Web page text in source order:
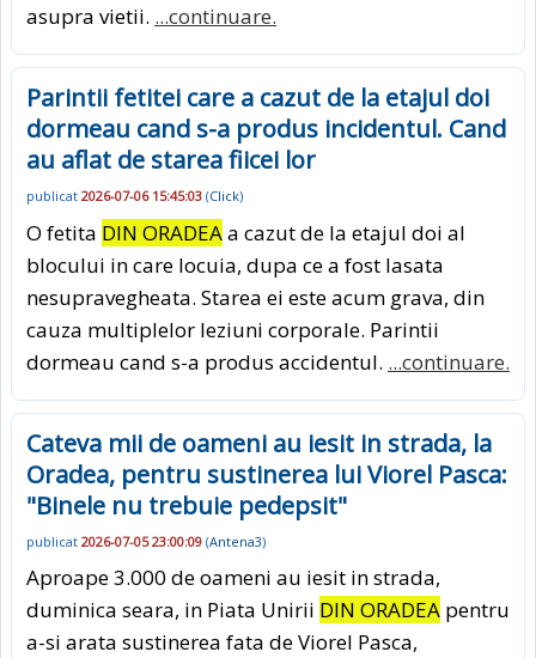
asupra vietii. ...continuare.
Parintii fetitei care a cazut de la etajul doi
dormeau cand s-a produs incidentul. Cand
au aflat de starea fiicei lor
publicat 2026-07-06 15:45:03 (Click)
O fetita DIN ORADEAa cazut de la etajul doi al
blocului in care locuia, dupa ce a fost lasata
nesupravegheata. Starea ei este acum grava, din
cauza multiplelor leziuni corporale. Parintii
dormeau cand s-a produs accidentul. ...continuare.
Cateva mii de oameni au iesit in strada, la
Oradea, pentru sustinerea lui Viorel Pasca:
"Binele nu trebuie pedepsit"
publicat 2026-07-05 23:00:09 (Antena3)
Aproape 3.000 de oameni au iesit in strada,
duminica seara, in Piata Unirii DIN ORADEA pentru
a-si arata sustinerea fata de Viorel Pasca,